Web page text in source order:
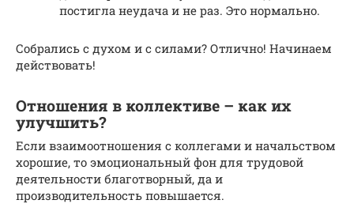
постигла неудача и не раз. Это нормально.
Собрались с духом и с силами? Отлично! Начинаем
действовать!
Отношения в коллективе – как их
улучшить?
Если взаимоотношения с коллегами и начальством
хорошие, то эмоциональный фон для трудовой
деятельности благотворный, да и
производительность повышается.